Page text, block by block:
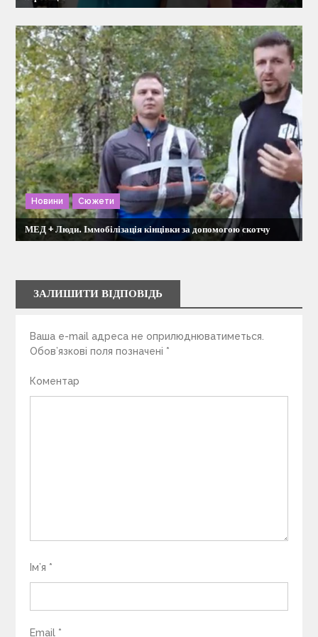
Новини Сюжети
МЕД + Люди. Іммобілізація кінцівки за допомогою скотчу
ЗАЛИШИТИ ВІДПОВІДЬ
Ваша e-mail адреса не оприлюднюватиметься.
Обов’язкові поля позначені *
Коментар
Ім’я *
Email *